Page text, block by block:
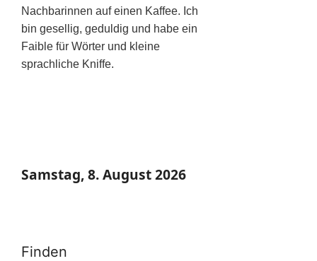
Nachbarinnen auf einen Kaffee. Ich
bin gesellig, geduldig und habe ein
Faible für Wörter und kleine
sprachliche Kniffe.
Samstag, 8. August 2026
Finden